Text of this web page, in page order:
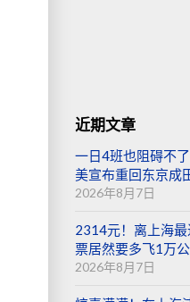
近期文章
一日4班也阻碍不
美宣布重回东京成
2026年8月7日
2314元！离上海
票居然要多飞1万公
2026年8月7日